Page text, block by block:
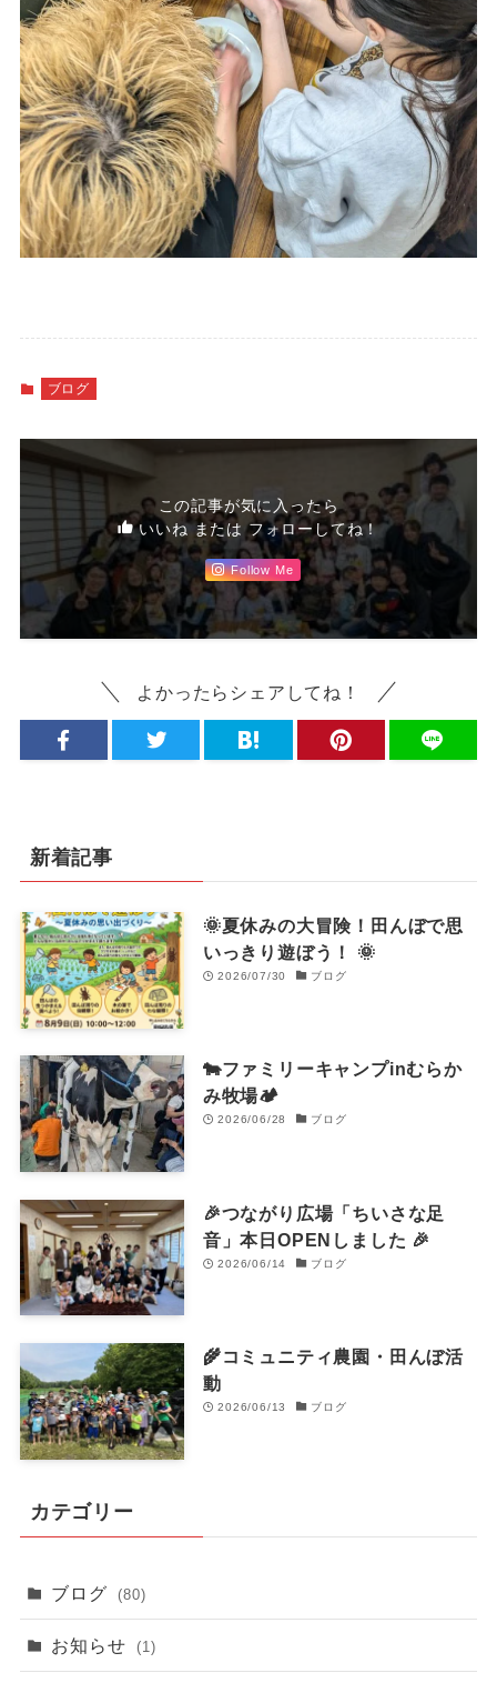
ブログ
この記事が気に入ったら
いいね または フォローしてね！
Follow Me
よかったらシェアしてね！
新着記事
🌞夏休みの大冒険！田んぼで思
いっきり遊ぼう！ 🌞
2026/07/30 ブログ
🐄ファミリーキャンプinむらか
み牧場🏕️
2026/06/28 ブログ
🎉つながり広場「ちいさな足
音」本日OPENしました 🎉
2026/06/14 ブログ
🌾コミュニティ農園・田んぼ活
動
2026/06/13 ブログ
カテゴリー
ブログ (80)
お知らせ (1)